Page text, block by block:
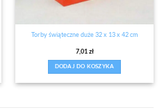
Torby świąteczne duże 32 x 13 x 42 cm
7,01zł
DODAJ DO KOSZYKA